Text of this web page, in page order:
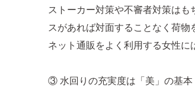
ストーカー対策や不審者対策は
スがあれば対面することなく荷物
ネット通販をよく利用する女性に
③ 水回りの充実度は「美」の基本